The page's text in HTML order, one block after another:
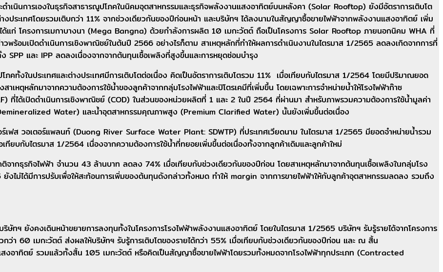
เนินการเองในธุรกิจสาธารณูปโภคในนิคมอุตสาหกรรมและธุรกิจพลังงานแสงอาทิตย์บนหลังคา (Solar Rooftop) ยังมีอัตราการเติบโต
างประเทศโดยรวมเติบกว่า 11% จากช่วงเดียวกันของปีก่อนหน้า และบริษัทฯ ได้ลงนามในสัญญาซื้อขายไฟฟ้าจากพลังงานแสงอาทิตย์ เพิ่ม
ด้แก่ โครงการเมกาบางนา (Mega Bangna) ด้วยกำลังการผลิต 10 เมกะวัตต์ ถือเป็นโครงการ Solar Rooftop ภายนอกนิคม WHA ที่
ร้อมเปิดดำเนินการเชิงพาณิชย์ในต้นปี 2566 อย่างไรก็ตาม สาเหตุหลักที่ทำให้ผลการดำเนินงานในไตรมาส 1/2565 ลดลงเกิดจากการที่
และ IPP ลดลงเนื่องจากจากต้นทุนเชื้อเพลิงที่สูงขึ้นและการหยุดซ่อมบำรุง
คทั้งในประเทศและต่างประเทศมีการเติบโตต่อเนื่อง คิดเป็นอัตราการเติบโตรวม 11% เมื่อเทียบกับไตรมาส 1/2564 โดยมีปริมาณยอด
เหตุหลักมาจากความต้องการใช้น้ำของลูกค้าจากกลุ่มโรงไฟฟ้าและปิโตรเคมีที่เพิ่มขึ้น โดยเฉพาะการจำหน่ายน้ำให้โรงไฟฟ้าก๊าซ
ที่ได้เปิดดำเนินการเชิงพาณิชย์ (COD) ในส่วนของหน่วยผลิตที่ 1 และ 2 ในปี 2564 ที่ผ่านมา สำหรับภาพรวมความต้องการใช้น้ำมูลค่า
Water) และน้ำอุตสาหกรรมคุณภาพสูง (Premium Clarified Water) นั้นยังเพิ่มขึ้นต่อเนื่อง
ร์เฟส วอเตอร์แพลนท์ (Duong River Surface Water Plant: SDWTP) ที่ประเทศเวียดนาม ในไตรมาส 1/2565 มียอดจำหน่ายน้ำรวม
ยบกับไตรมาส 1/2564 เนื่องจากความต้องการใช้น้ำที่ทยอยเพิ่มขึ้นต่อเนื่องทั้งจากลูกค้าเดิมและลูกค้าใหม่
ากธุรกิจไฟฟ้า จำนวน 43 ล้านบาท ลดลง 74% เมื่อเทียบกับช่วงเดียวกันของปีก่อน โดยสาเหตุหลักมาจากต้นทุนเชื้อเพลิงในกลุ่มโรง
ไม่ได้มีการปรับเพื่อให้สะท้อนการเพิ่มของต้นทุนดังกล่าวทั้งหมด ทำให้ margin จากการขายไฟฟ้าให้กับลูกค้าอุตสาหกรรมลดลง รวมถึง
ฯ ยังคงเดินหน้าขยายการลงทุนทั้งในโครงการโรงไฟฟ้าพลังงานแสงอาทิตย์ โดยในไตรมาส 1/2565 บริษัทฯ รับรู้รายได้จากโครงการ
ว่า 60 เมกะวัตต์ ส่งผลให้บริษัทฯ รับรู้การเติบโตของรายได้กว่า 55% เมื่อเทียบกับช่วงเดียวกันของปีก่อน และ ณ สิ้น
อาทิตย์ รวมแล้วทั้งสิ้น 105 เมกะวัตต์ หรือคิดเป็นสัญญาซื้อขายไฟฟ้าโดยรวมทั้งหมดจากโรงไฟฟ้าทุกประเภท (Contracted